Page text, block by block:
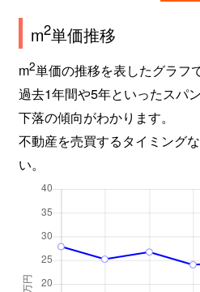
m2単価推移
m2単価の推移を表したグラフ
過去1年間や5年といったスパ
下落の傾向がわかります。
不動産を売買するタイミング
い。